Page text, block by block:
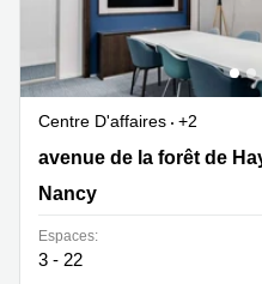
Centre D'affaires
+2
19 avenue de la forêt de
avenue de la forêt de
Nancy
Espaces:
3 - 22